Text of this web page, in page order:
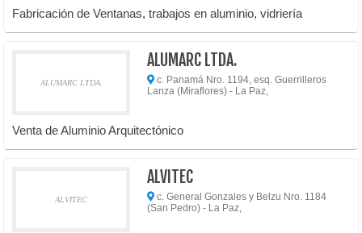
Fabricación de Ventanas, trabajos en aluminio, vidriería
ALUMARC LTDA.
ALUMARC LTDA.
c. Panamá Nro. 1194, esq. Guerrilleros
Lanza (Miraflores) - La Paz,
Venta de Aluminio Arquitectónico
ALVITEC
ALVITEC
c. General Gonzales y Belzu Nro. 1184
(San Pedro) - La Paz,